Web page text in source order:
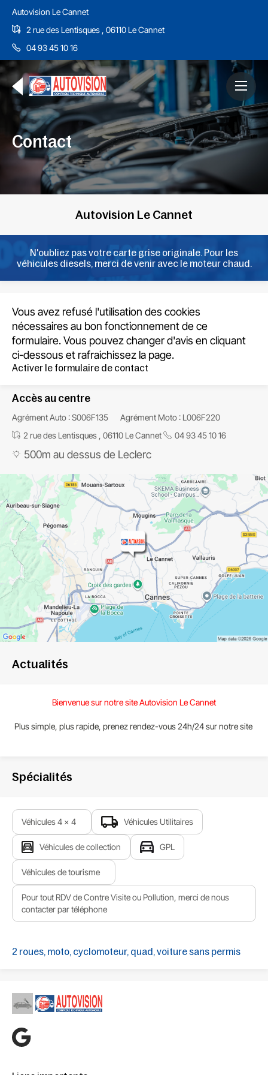
Autovision Le Cannet
2 rue des Lentisques , 06110 Le Cannet
04 93 45 10 16
Contact
Autovision Le Cannet
N'oubliez pas votre carte grise originale. Pour les
véhicules diesels, merci de venir avec le moteur chaud.
Vous avez refusé l'utilisation des cookies
nécessaires au bon fonctionnement de ce
formulaire. Vous pouvez changer d'avis en cliquant
ci-dessous et rafraichissez la page.
Activer le formulaire de contact
Accès au centre
Agrément Auto : S006F135
Agrément Moto : L006F220
2 rue des Lentisques , 06110 Le Cannet
04 93 45 10 16
500m au dessus de Leclerc
Actualités
Bienvenue sur notre site Autovision Le Cannet
Plus simple, plus rapide, prenez rendez-vous 24h/24 sur notre site
Spécialités
Véhicules 4 x 4 Véhicules Utilitaires
Véhicules de collection GPL
Véhicules de tourisme
Pour tout RDV de Contre Visite ou Pollution, merci de nous
contacter par téléphone
2 roues, moto, cyclomoteur, quad, voiture sans permis